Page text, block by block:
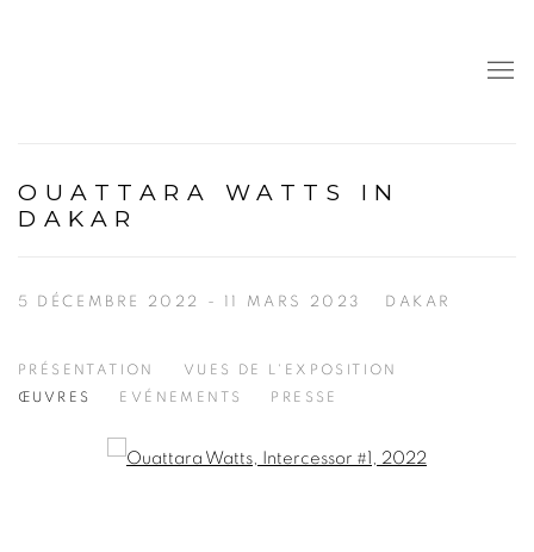
OUATTARA WATTS IN
DAKAR
5 DÉCEMBRE 2022 - 11 MARS 2023 DAKAR
PRÉSENTATION
VUES DE L'EXPOSITION
ŒUVRES
EVÉNEMENTS PRESSE
Open a larger version of the following image in a popup: